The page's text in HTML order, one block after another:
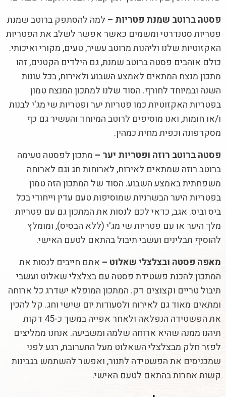
פסטה ברוטב שמנת פטריות – למה להסתפק ברוטב שמנת
פטריות סטנדרטי ומשמים כאשר אפשר לשלב את הפטריות
האקזוטיות שלנו וליהנות מרוטב עשיר, טעים, מקורי ואיכותי.
כולם אוהבים פסטה ברוטב שמנת, גם הילדים הקטנים, זהו
מתכון מנצח המתאים לאמצע השבוע ולאירוח, בכל עונות
השנה ובמיוחד לחורף. הסוד שלנו למתכון המנצח טמון
בפטריות האקזוטיות כמו פטריות יער ופטריות שי מג'י לבנות
ו/או חומות, ואנו מוסיפים לרוטב המיוחד והעשיר גם כף
מסקרפונה וכפית מחית כמהין.
פסטה ברוטב רוזה ופטריות יער – מתכון לפסטה טעימה
ברוטב רוזה שמתאים לאירוח, לארוחות חג וגם לארוחה
משפחתית באמצע השבוע. הסוד של המתכון הזה טמון
בפטריות היער הבשרניות שמוסיפות טעם עדין וייחודי בכל
ביס וביס. אגב, כדאי לכם לנסות את המתכון גם עם פטריות
מלך היער או עם פטריות שי מג'י (ללא הבסיס), ומומלץ
להוסיף תבלינים ועשבי תיבול בהתאם לטעם האישי.
מאפה פסטה ובצלצלי שאלוט – אתם חייבים לנסות את
המתכון להכנת פשטידת פסטה עם בצלצלי שאלוט ועשבי
תיבול טריים וקצוצים דק. המתכון המופלא ישדרג כל ארוחה
ומתאים מאוד גם לאירוח ולסעודות יום שישי וחג. קל להכין
את הפשטידה הנפלאה ולאחר אפייה במשך כ-45 דקות
תיהנו ממנה שהיא ארוחה שלמה ומשביעה. אנחנו ממליצים
לפזר חלק מבצלצלי השאלוט מעל התערובת, רגע לפני
שמכניסים את הפשטידה לתנור, ואפשר להשתמש בגבינות
קשות אחרות בהתאם לטעם האישי.